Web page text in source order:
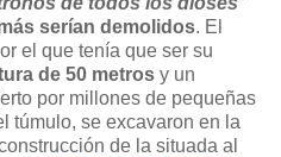
serían demolidos. El
el que tenía que ser su
de 50 metros y un
por millones de pequeñas
túmulo, se excavaron en la
de la situada al